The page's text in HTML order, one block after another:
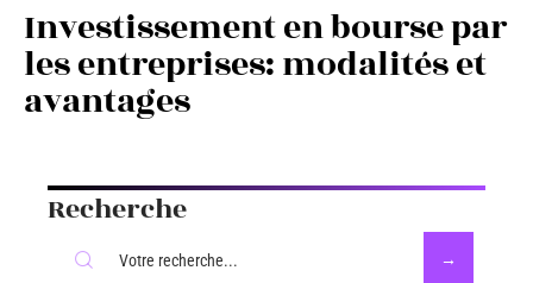
Investissement en bourse par
les entreprises: modalités et
avantages
Recherche